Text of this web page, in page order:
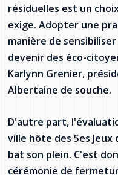
Pamela Tucker
Anastasia Knudsen
Brian Kizner
Marc-Alexandre
Stacy Smith
résiduelles est un
exige. Adopter une
manière de
devenir des éco-
Karlynn Grenier,
Albertaine de souche.
D'autre part,
ville hôte des 5es
bat son plein. C'est
cérémonie de